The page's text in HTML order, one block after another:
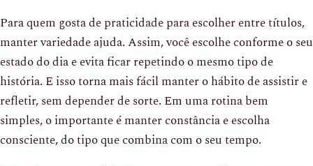
Para quem gosta de praticidade para escolher entre títulos,
manter variedade ajuda. Assim, você escolhe conforme o seu
estado do dia e evita ficar repetindo o mesmo tipo de
história. E isso torna mais fácil manter o hábito de assistir e
refletir, sem depender de sorte. Em uma rotina bem
simples, o importante é manter constância e escolha
consciente, do tipo que combina com o seu tempo.